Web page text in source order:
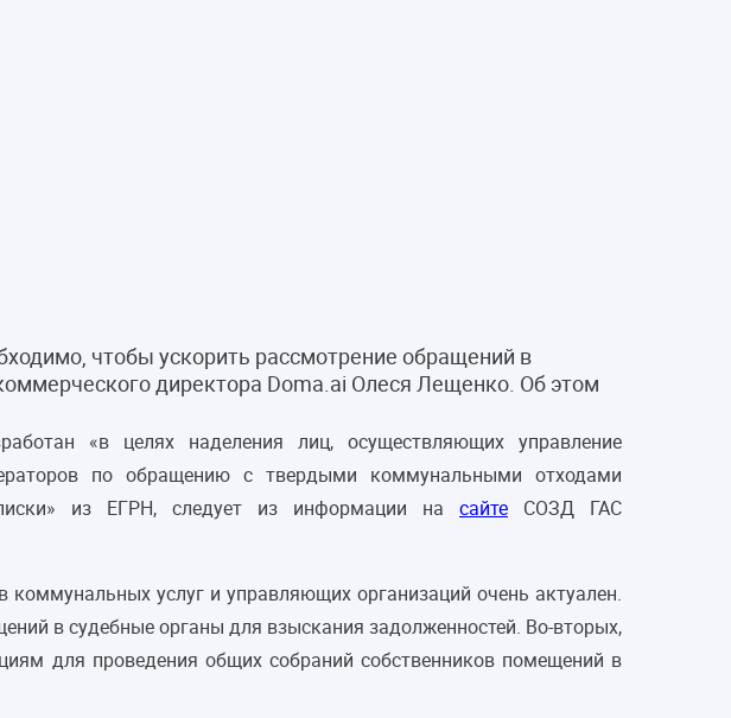
чтобы ускорить рассмотрение обращений в
директора Doma.ai Олеся Лещенко. Об этом
«в целях наделения лиц, осуществляющих управление
по обращению с твердыми коммунальными отходами
из ЕГРН, следует из информации на сайте СОЗД ГАС
услуг и управляющих организаций очень актуален.
в судебные органы для взыскания задолженностей. Во-вторых,
для проведения общих собраний собственников помещений в